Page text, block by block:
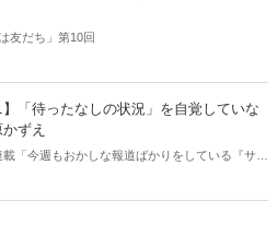
友だち」第10回
】「待ったなしの状況」を自覚していな
ずえ
載「今週もおかしな報道ばかりをしている『サン